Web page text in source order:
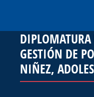
GESTIÓN DE
NIÑEZ,